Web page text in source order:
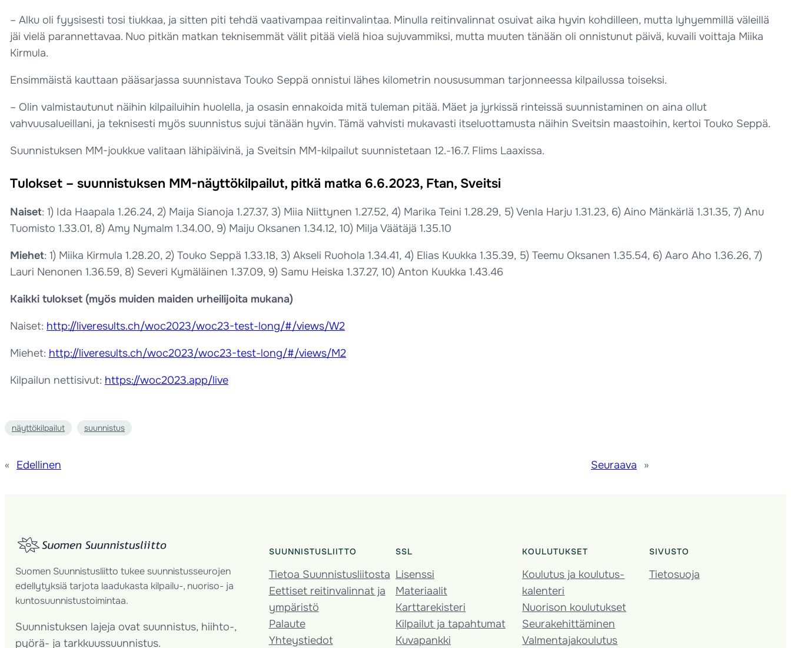
– Alku oli fyysisesti tosi tiukkaa, ja sitten piti tehdä vaativampaa reitinvalintaa. Minulla reitinvalinnat osuivat aika hyvin kohdilleen, mutta lyhyemmillä väleillä
jäi vielä parannettavaa. Nuo pitkän matkan teknisemmät välit pitää vielä hioa sujuvammiksi, mutta muuten tänään oli onnistunut päivä, kuvaili voittaja Miika
Kirmula.
Ensimmäistä kauttaan pääsarjassa suunnistava Touko Seppä onnistui lähes kilometrin noususumman tarjonneessa kilpailussa toiseksi.
– Olin valmistautunut näihin kilpailuihin huolella, ja osasin ennakoida mitä tuleman pitää. Mäet ja jyrkissä rinteissä suunnistaminen on aina ollut
vahvuusalueillani, ja teknisesti myös suunnistus sujui tänään hyvin. Tämä vahvisti mukavasti itseluottamusta näihin Sveitsin maastoihin, kertoi Touko Seppä.
Suunnistuksen MM-joukkue valitaan lähipäivinä, ja Sveitsin MM-kilpailut suunnistetaan 12.-16.7. Flims Laaxissa.
Tulokset – suunnistuksen MM-näyttökilpailut, pitkä matka 6.6.2023, Ftan, Sveitsi
Naiset: 1) Ida Haapala 1.26.24, 2) Maija Sianoja 1.27.37, 3) Miia Niittynen 1.27.52, 4) Marika Teini 1.28.29, 5) Venla Harju 1.31.23, 6) Aino Mänkärlä 1.31.35, 7) Anu
Tuomisto 1.33.01, 8) Amy Nymalm 1.34.00, 9) Maiju Oksanen 1.34.12, 10) Milja Väätäjä 1.35.10
Miehet: 1) Miika Kirmula 1.28.20, 2) Touko Seppä 1.33.18, 3) Akseli Ruohola 1.34.41, 4) Elias Kuukka 1.35.39, 5) Teemu Oksanen 1.35.54, 6) Aaro Aho 1.36.26, 7)
Lauri Nenonen 1.36.59, 8) Severi Kymäläinen 1.37.09, 9) Samu Heiska 1.37.27, 10) Anton Kuukka 1.43.46
Kaikki tulokset (myös muiden maiden urheilijoita mukana)
Naiset: http://liveresults.ch/woc2023/woc23-test-long/#/views/W2
Miehet: http://liveresults.ch/woc2023/woc23-test-long/#/views/M2
Kilpailun nettisivut: https://woc2023.app/live
näyttökilpailut suunnistus
« Edellinen Seuraava »
Suomen Suunnistusliitto tukee suunnistusseurojen
edellytyksiä tarjota laadukasta kilpailu-, nuoriso- ja
kuntosuunnistustoimintaa.
Suunnistuksen lajeja ovat suunnistus, hiihto-,
pyörä- ja tarkkuussuunnistus.
SUUNNISTUSLIITTO
Tietoa Suunnistusliitosta
Eettiset reitinvalinnat ja
ympäristö
Palaute
Yhteystiedot
SSL
Lisenssi
Materiaalit
Karttarekisteri
Kilpailut ja tapahtumat
Kuvapankki
KOULUTUKSET
Koulutus ja koulutus­
kalenteri
Nuorison koulutukset
Seura­kehittäminen
Valmentaja­koulutus
SIVUSTO
Tietosuoja